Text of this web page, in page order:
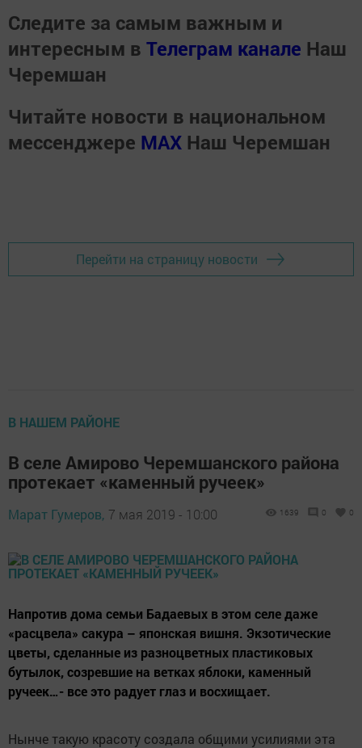
Следите за самым важным и
интересным в Телеграм канале Наш
Черемшан
Читайте новости в национальном
мессенджере MАХ Наш Черемшан
Перейти на страницу новости
В НАШЕМ РАЙОНЕ
В селе Амирово Черемшанского района
протекает «каменный ручеек»
Марат Гумеров, 7 мая 2019 - 10:00 1639 0 0
Напротив дома семьи Бадаевых в этом селе даже
«расцвела» сакура – японская вишня. Экзотические
цветы, сделанные из разноцветных пластиковых
бутылок, созревшие на ветках яблоки, каменный
ручеек…- все это радует глаз и восхищает.
Нынче такую красоту создала общими усилиями эта